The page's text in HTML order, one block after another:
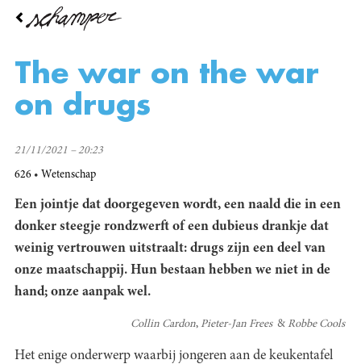
Overslaan
The war on the war
on drugs
21/11/2021 – 20:23
626 Wetenschap
Een jointje dat doorgegeven wordt, een naald die in een
donker steegje rondzwerft of een dubieus drankje dat
weinig vertrouwen uitstraalt: drugs zijn een deel van
onze maatschappij. Hun bestaan hebben we niet in de
hand; onze aanpak wel.
Collin Cardon Pieter-Jan Frees Robbe Cools
Het enige onderwerp waarbij jongeren aan de keukentafel